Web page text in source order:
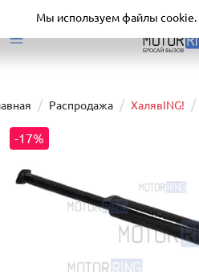
Распродажа ХалявING!
-17%
Мы используем файлы cookie.